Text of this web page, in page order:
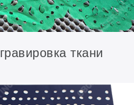
ткани